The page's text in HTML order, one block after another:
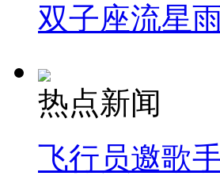
双子座流星
热点新闻
飞行员邀歌